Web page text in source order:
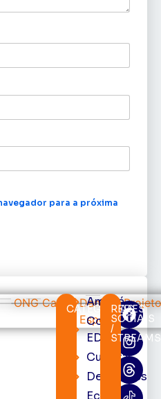
para a próxima
CATEGORIAS
Amapá
Cortes
EDcast
Cultura
Destaques
Economia
REDES
SOCIAIS
/
STREAMS